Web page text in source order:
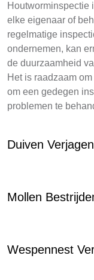
Houtworminspectie
elke eigenaar of
regelmatige
ondernemen, kan
de duurzaamheid
Het is raadzaam
om een gedegen
problemen te
Duiven Verjagen
Mollen
Wespennest